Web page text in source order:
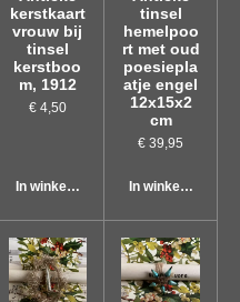
kerstkaart
vrouw bij
tinsel
kerstboo
m, 1912
€ 4,50
In winkelwagen
tinsel
hemelpoo
rt met oud
poesiepla
atje engel
12x15x2
cm
€ 39,95
In winkelwagen